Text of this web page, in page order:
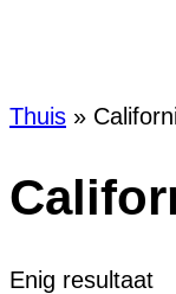
Thuis »
Enig resultaat